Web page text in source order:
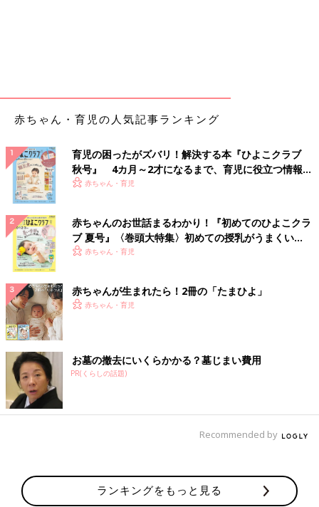
赤ちゃん・育児の人気記事ランキング
育児の困ったがズバリ！解決する本『ひよこクラブ
秋号』 4カ月～2才になるまで、育児に役立つ情報が
いっぱい！
赤ちゃん・育児
赤ちゃんのお世話まるわかり！『初めてのひよこクラ
ブ 夏号』〈巻頭大特集〉初めての授乳がうまくい
く！ おっぱい・ミルクの基本と夏のトラブル 解決テ
赤ちゃん・育児
赤ちゃんが生まれたら！2冊の「たまひよ」
赤ちゃん・育児
お墓の撤去にいくらかかる？墓じまい費用
PR(くらしの話題)
Recommended by
ランキングをもっと見る